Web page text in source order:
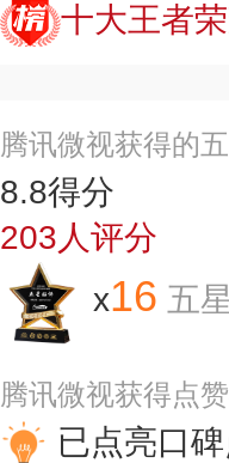
十大王者
腾讯微视获得的
8.8得分
203人评分
x16 五
腾讯微视获得点
已点亮口